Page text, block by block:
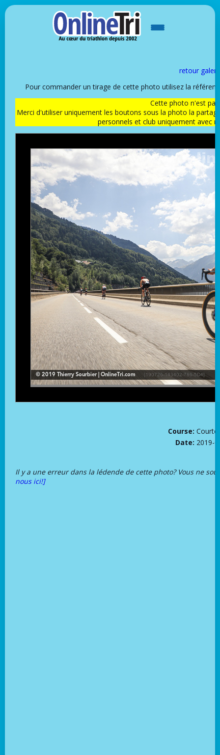
retour
Pour commander un tirage de cette photo utilisez la
Cette photo n'est
Merci d'utiliser uniquement les boutons sous la photo la
personnels et club uniquement avec
Course: Courte
Date: 2019-
Il y a une erreur dans la lédende de cette photo? Vous ne
nous ici!]